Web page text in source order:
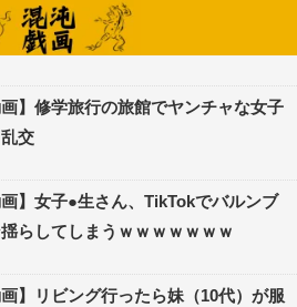
ハン使えるようになりました🌱
画】修学旅行の旅館でヤンチャな女子
交
画】女子●生さん、TikTokでバルンブ
らしてしまうｗｗｗｗｗｗｗ
画】リビング行ったら妹（10代）が服